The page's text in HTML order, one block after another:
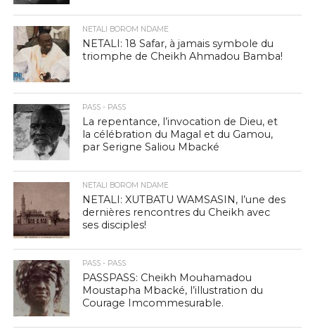
NETALI BOROM NDAME
NETALI: 18 Safar, à jamais symbole du
triomphe de Cheikh Ahmadou Bamba!
PASS - PASS
La repentance, l’invocation de Dieu, et
la célébration du Magal et du Gamou,
par Serigne Saliou Mbacké
NETALI BOROM NDAME
NETALI: XUTBATU WAMSASIN, l’une des
dernières rencontres du Cheikh avec
ses disciples!
PASS - PASS
PASSPASS: Cheikh Mouhamadou
Moustapha Mbacké, l’illustration du
Courage Imcommesurable.